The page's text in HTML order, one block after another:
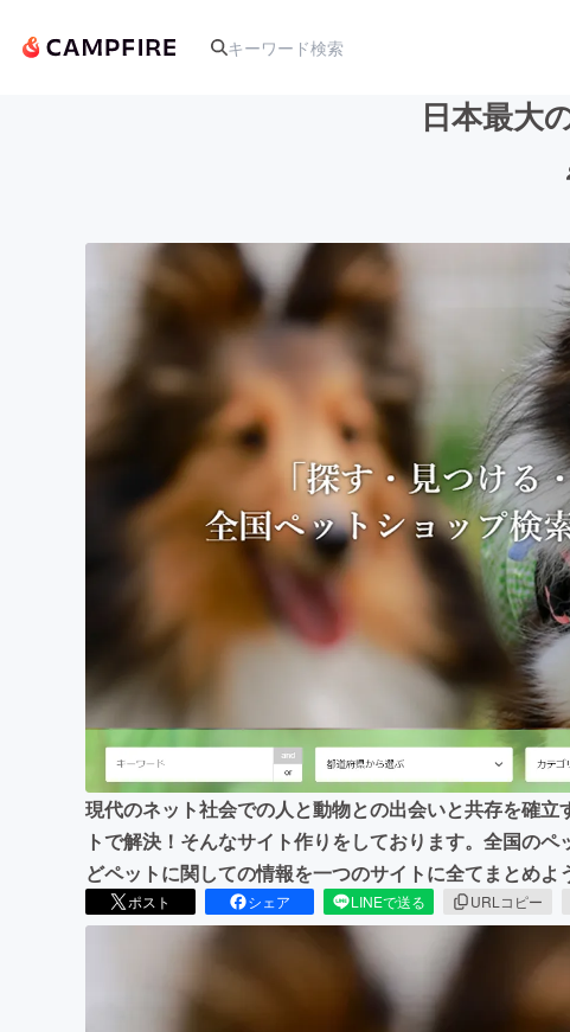
アート・写真
テクノロジー・ガジェット
映像・映画
ビジネス・起業
まちづくり・地域活性化
日本最大
現代のネット社会での人と動物との出会いと共存を確
トで解決！そんなサイト作りをしております。全国の
どペットに関しての情報を一つのサイトに全てまとめよ
ポスト シェア LINEで送る URLコピー